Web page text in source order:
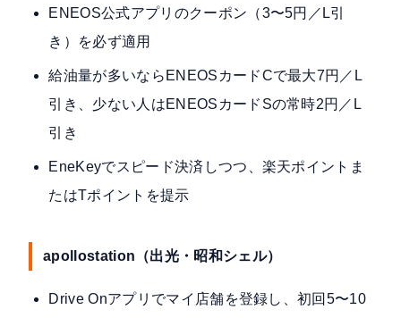
ENEOS公式アプリのクーポン（3〜5円／L引
き）を必ず適用
給油量が多いならENEOSカードCで最大7円／L
引き、少ない人はENEOSカードSの常時2円／L
引き
EneKeyでスピード決済しつつ、楽天ポイントま
たはTポイントを提示
apollostation（出光・昭和シェル）
Drive Onアプリでマイ店舗を登録し、初回5〜10